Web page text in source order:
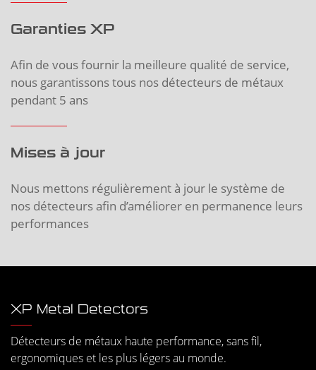
Garanties XP
Afin de vous fournir la meilleure qualité de service,
nous garantissons tous nos détecteurs de métaux
pendant 5 ans
Mises à jour
Nous mettons régulièrement à jour le système de
nos détecteurs afin d’améliorer en permanence leurs
performances
XP Metal Detectors
Détecteurs de métaux haute performance, sans fil,
ergonomiques et les plus légers au monde.